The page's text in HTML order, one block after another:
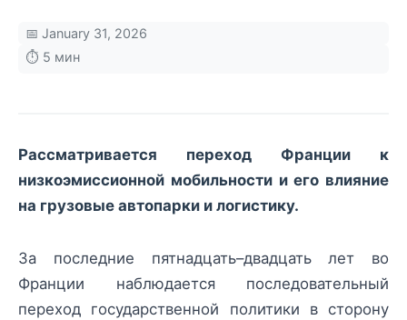
📅 January 31, 2026
⏱️ 5 мин
Рассматривается переход Франции к
низкоэмиссионной мобильности и его влияние
на грузовые автопарки и логистику.
За последние пятнадцать–двадцать лет во
Франции наблюдается последовательный
переход государственной политики в сторону